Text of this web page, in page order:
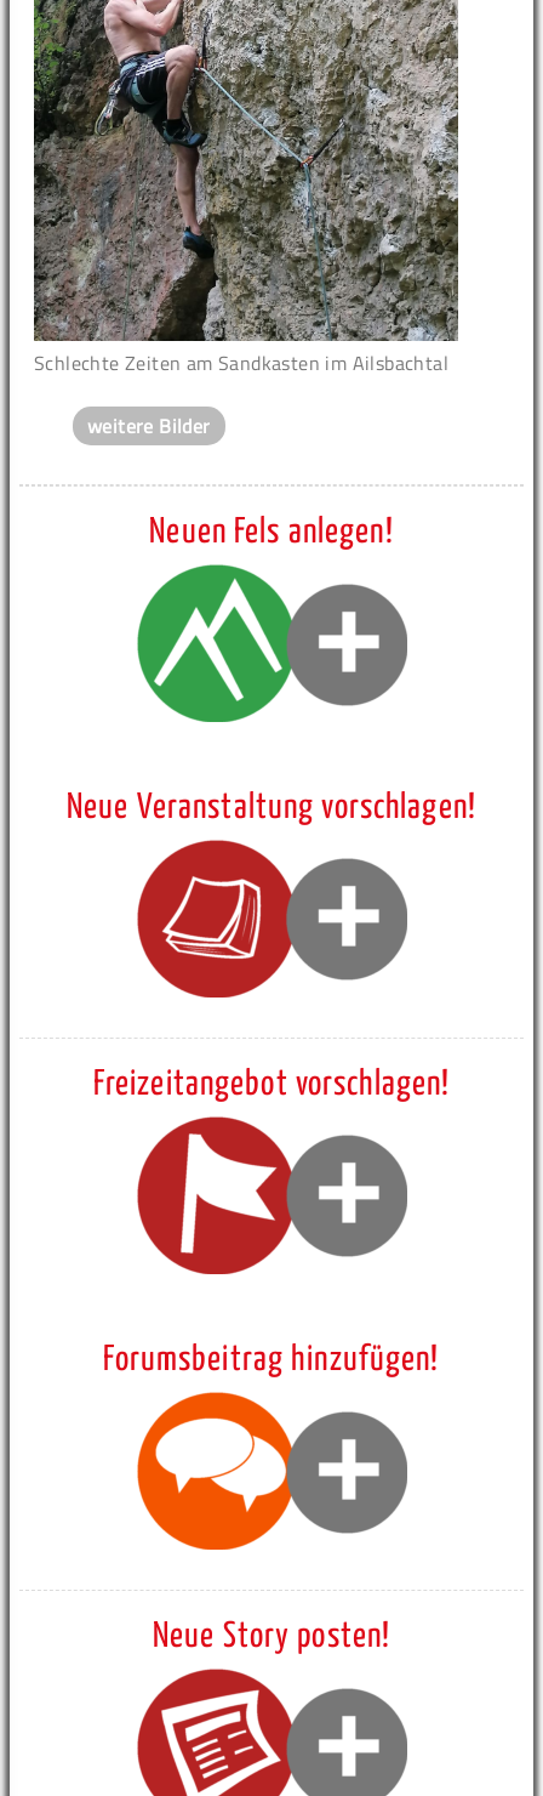
Schlechte Zeiten am Sandkasten im Ailsbachtal
weitere Bilder
Neuen Fels anlegen!
Neue Veranstaltung vorschlagen!
Freizeitangebot vorschlagen!
Forumsbeitrag hinzufügen!
Neue Story posten!